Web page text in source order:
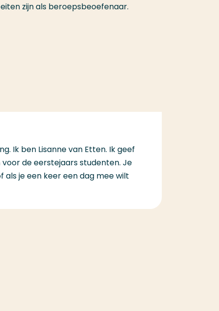
zijn als beroepsbeoefenaar.
Ik ben Lisanne van Etten. Ik geef
de eerstejaars studenten. Je
je een keer een dag mee wilt